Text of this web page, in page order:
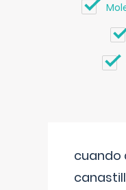
cuando